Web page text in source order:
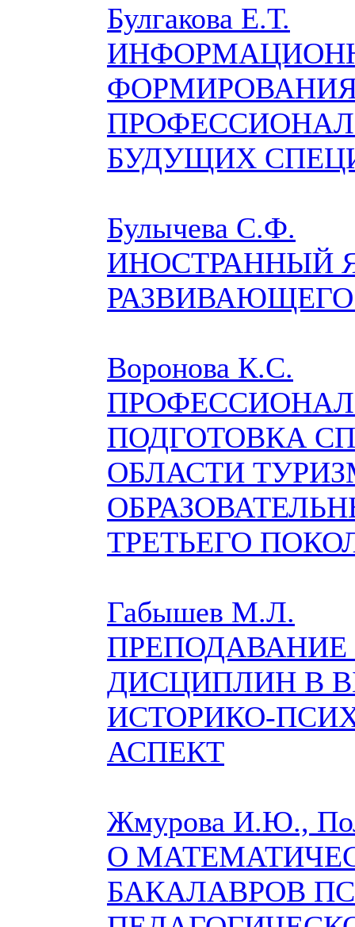
Булгакова Е.Т.
БУДУЩИХ
Булычева С.Ф.
ИНОСТРАННЫЙ
Воронова К.С.
ПОДГОТОВКА
ОБЛАСТИ
ТРЕТЬЕГО
Габышев М.Л.
ДИСЦИПЛИН В
ИСТОРИКО-
АСПЕКТ
Жмурова И.Ю.,
О
БАКАЛАВРОВ